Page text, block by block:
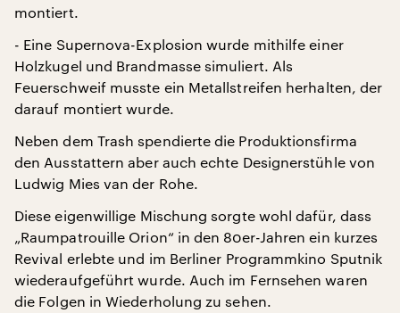
montiert.
- Eine Supernova-Explosion wurde mithilfe einer
Holzkugel und Brandmasse simuliert. Als
Feuerschweif musste ein Metallstreifen herhalten, der
darauf montiert wurde.
Neben dem Trash spendierte die Produktionsfirma
den Ausstattern aber auch echte Designerstühle von
Ludwig Mies van der Rohe.
Diese eigenwillige Mischung sorgte wohl dafür, dass
„Raumpatrouille Orion“ in den 80er-Jahren ein kurzes
Revival erlebte und im Berliner Programmkino Sputnik
wiederaufgeführt wurde. Auch im Fernsehen waren
die Folgen in Wiederholung zu sehen.